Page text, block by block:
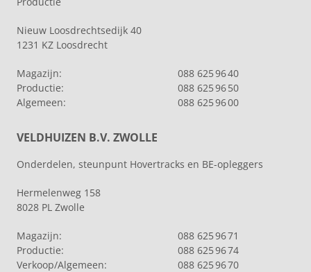
Nieuw Loosdrechtsedijk 40
1231 KZ Loosdrecht
Magazijn:
088 625 96 40
Productie:
088 625 96 50
Algemeen:
088 625 96 00
VELDHUIZEN B.V. ZWOLLE
Onderdelen, steunpunt Hovertracks en BE-opleggers
Hermelenweg 158
8028 PL Zwolle
Magazijn:
088 625 96 71
Productie:
088 625 96 74
Verkoop/Algemeen:
088 625 96 70